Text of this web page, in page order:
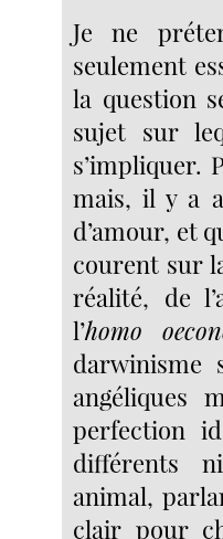
Je ne
seulement
la question
sujet sur
s’impliquer.
mais, il y a
d’amour, et
courent sur
réalité, de
l’homo
darwinisme
angéliques
perfection
différents
animal,
clair pour